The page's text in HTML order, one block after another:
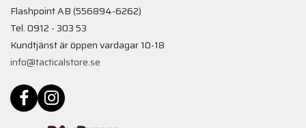
Flashpoint AB (556894-6262)
Tel. 0912 - 303 53
Kundtjänst är öppen vardagar 10-18
info@tacticalstore.se